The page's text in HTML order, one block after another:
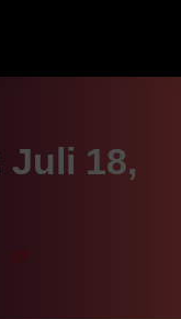
Juli 18,
18